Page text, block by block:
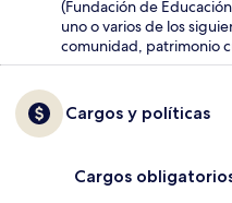
(Fundación de
uno o varios de los
comunidad, patrimonio
Cargos y políticas
Cargos